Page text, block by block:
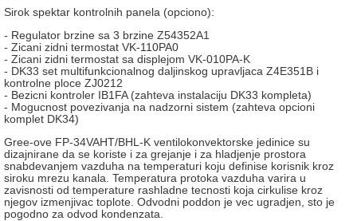
Sirok spektar kontrolnih panela (opciono):
- Regulator brzine sa 3 brzine Z54352A1
- Zicani zidni termostat VK-110PA0
- Zicani zidni termostat sa displejom VK-010PA-K
- DK33 set multifunkcionalnog daljinskog upravljaca Z4E351B i
kontrolne ploce ZJ0212
- Bezicni kontroler IB1FA (zahteva instalaciju DK33 kompleta)
- Mogucnost povezivanja na nadzorni sistem (zahteva opcioni
komplet DK34)
Gree-ove FP-34VAHT/BHL-K ventilokonvektorske jedinice su
dizajnirane da se koriste i za grejanje i za hladjenje prostora
snabdevanjem vazduha na temperaturi koju definise korisnik kroz
siroku mrezu kanala. Temperatura protoka vazduha varira u
zavisnosti od temperature rashladne tecnosti koja cirkulise kroz
njegov izmenjivac toplote. Odvodni poddon je vec ugradjen, sto je
pogodno za odvod kondenzata.